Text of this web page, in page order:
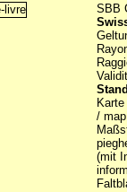
SBB
/
(mit